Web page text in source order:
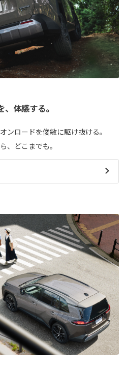
体感する。
ンロードを俊敏に駆け抜ける。
、どこまでも。